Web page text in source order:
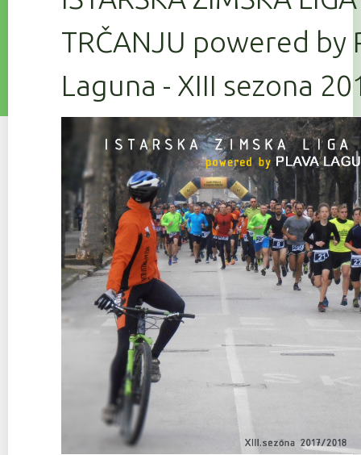
TRČANJU powered by
Laguna - XIII sezona